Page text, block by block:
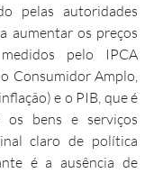
pelas autoridades
aumentar os preços
pelo IPCA
Consumidor Amplo,
e o PIB, que é
bens e serviços
claro de política
é a ausência de